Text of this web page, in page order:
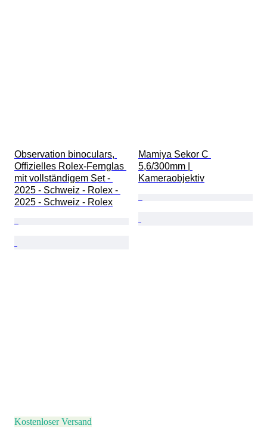
Observation binoculars,
Offizielles Rolex-Fernglas
mit vollständigem Set -
2025 - Schweiz - Rolex -
2025 - Schweiz - Rolex
Mamiya Sekor C
5,6/300mm |
Kameraobjektiv
Kostenloser Versand